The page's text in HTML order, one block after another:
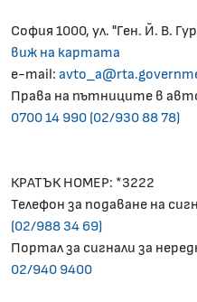
София 1000, ул. "Ген. Й. В.
виж на картата
e-mail:
Права на пътниците в
0700 14 990 (02/930 88 78)
КРАТЪК НОМЕР: *3222
Телефон за подаване на
(02/988 34 69)
Портал за сигнали за
02/940 9400